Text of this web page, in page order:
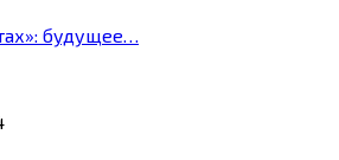
будущее…